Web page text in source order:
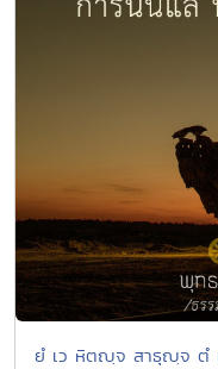
ยํ เว หิตญฺจ สาธุญฺจ ตํ เ